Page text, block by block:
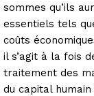
sommes qu’ils
essentiels tels
coûts
il s’agit à la fois
traitement des
du capital